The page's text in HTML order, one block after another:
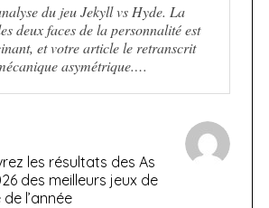
du jeu Jekyll vs Hyde. La
deux faces de la personnalité est
et votre article le retranscrit
asymétrique.…
les résultats des As
des meilleurs jeux de
l’année